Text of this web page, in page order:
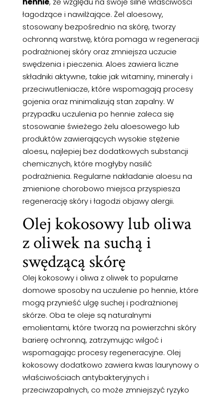
łagodzące i nawilżające. Żel aloesowy,
stosowany bezpośrednio na skórę, tworzy
ochronną warstwę, która pomaga w regeneracji
podrażnionej skóry oraz zmniejsza uczucie
swędzenia i pieczenia. Aloes zawiera liczne
składniki aktywne, takie jak witaminy, minerały i
przeciwutleniacze, które wspomagają procesy
gojenia oraz minimalizują stan zapalny. W
przypadku uczulenia po hennie zaleca się
stosowanie świeżego żelu aloesowego lub
produktów zawierających wysokie stężenie
aloesu, najlepiej bez dodatkowych substancji
chemicznych, które mogłyby nasilić
podrażnienia. Regularne nakładanie aloesu na
zmienione chorobowo miejsca przyspiesza
regenerację skóry i łagodzi objawy alergii.
Olej kokosowy lub oliwa
z oliwek na suchą i
swędzącą skórę
Olej kokosowy i oliwa z oliwek to popularne
domowe sposoby na uczulenie po hennie, które
mogą przynieść ulgę suchej i podrażnionej
skórze. Oba te oleje są naturalnymi
emolientami, które tworzą na powierzchni skóry
barierę ochronną, zatrzymując wilgoć i
wspomagając procesy regeneracyjne. Olej
kokosowy dodatkowo zawiera kwas laurynowy o
właściwościach antybakteryjnych i
przeciwzapalnych, co może zmniejszyć ryzyko